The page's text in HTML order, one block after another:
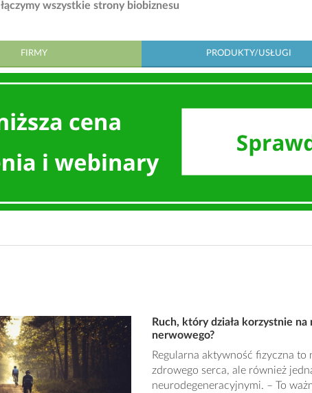
łączymy wszystkie strony biobiznesu
FIRMY PRODUKTY/USŁUGI
Ruch, który działa korzystnie
nerwowego?
Regularna aktywność fizyczna
zdrowego serca, ale również
neurodegeneracyjnymi. – To